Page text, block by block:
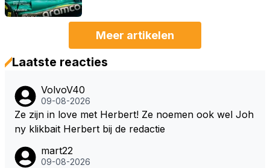
Meer artikelen
Laatste reacties
VolvoV40
09-08-2026
Ze zijn in love met Herbert! Ze noemen ook wel Joh
ny klikbait Herbert bij de redactie
mart22
09-08-2026